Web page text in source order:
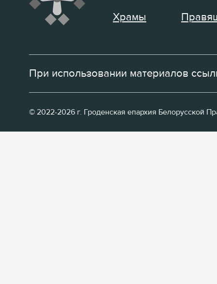
Храмы
При использовании материалов
© 2022-2026 г. Гроденская епархия Белорусской